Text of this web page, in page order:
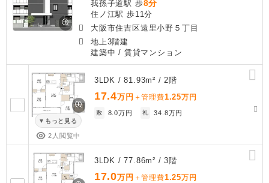
我孫子道駅 歩8分
住ノ江駅 歩11分
大阪市住吉区遠里小野５丁目
地上3階建
建築中 / 賃貸マンション
もっと見る
2人閲覧中
3LDK / 81.93m² / 2階
17.4万円 ＋管理費1.25万円
敷 8.0万円 礼 34.8万円
3LDK / 77.86m² / 3階
17.0万円 ＋管理費1.25万円